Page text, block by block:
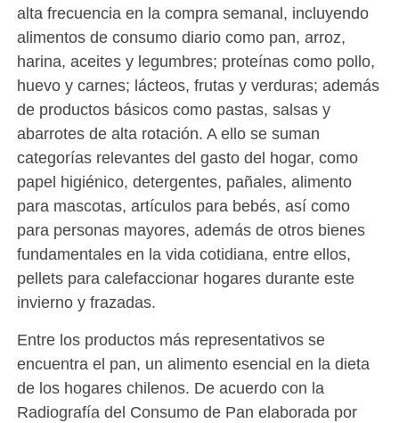
alta frecuencia en la compra semanal, incluyendo
alimentos de consumo diario como pan, arroz,
harina, aceites y legumbres; proteínas como pollo,
huevo y carnes; lácteos, frutas y verduras; además
de productos básicos como pastas, salsas y
abarrotes de alta rotación. A ello se suman
categorías relevantes del gasto del hogar, como
papel higiénico, detergentes, pañales, alimento
para mascotas, artículos para bebés, así como
para personas mayores, además de otros bienes
fundamentales en la vida cotidiana, entre ellos,
pellets para calefaccionar hogares durante este
invierno y frazadas.
Entre los productos más representativos se
encuentra el pan, un alimento esencial en la dieta
de los hogares chilenos. De acuerdo con la
Radiografía del Consumo de Pan elaborada por